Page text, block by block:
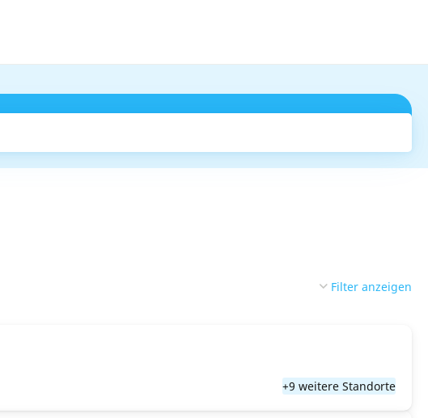
Filter anzeigen
+9 weitere Standorte